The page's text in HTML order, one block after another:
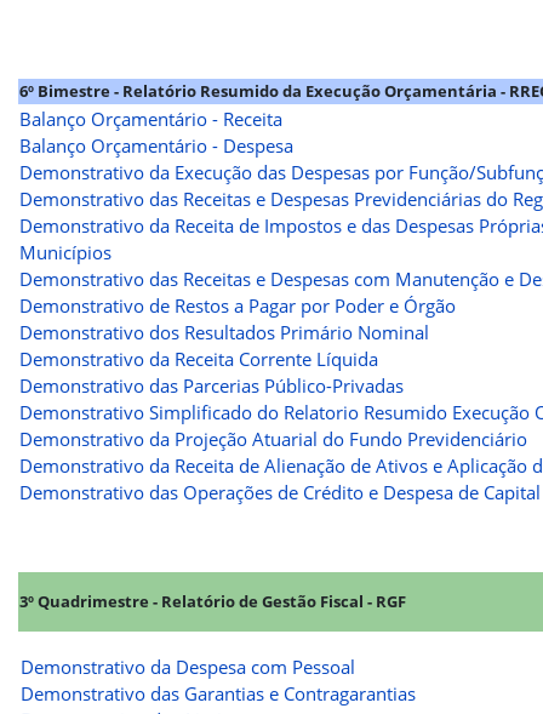
6º Bimestre - Relatório Resumido da Execução Orçamentária -
Balanço Orçamentário - Receita
Balanço Orçamentário - Despesa
Demonstrativo da Execução das Despesas por Função/
Demonstrativo das Receitas e Despesas Previdenciárias do
Demonstrativo da Receita de Impostos e das Despesas
Municípios
Demonstrativo das Receitas e Despesas com Manutenção e
Demonstrativo de Restos a Pagar por Poder e Órgão
Demonstrativo dos Resultados Primário Nominal
Demonstrativo da Receita Corrente Líquida
Demonstrativo das Parcerias Público-Privadas
Demonstrativo Simplificado do Relatorio Resumido Execução
Demonstrativo da Projeção Atuarial do Fundo Previdenciário
Demonstrativo da Receita de Alienação de Ativos e Aplicação
Demonstrativo das Operações de Crédito e Despesa de Capital
3º Quadrimestre - Relatório de Gestão Fiscal - RGF
Demonstrativo da Despesa com Pessoal
Demonstrativo das Garantias e Contragarantias